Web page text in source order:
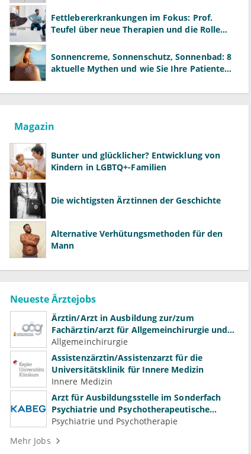
Fettlebererkrankungen im Fokus: Prof.
Teufel über neue Therapien und die Rolle
Sonnencreme, Sonnenschutz, Sonnenbad: 8
aktuelle Mythen und wie Sie Ihre Patienten
Magazin
Bunter und glücklicher? Entwicklung von
Kindern in LGBTQ+-Familien
Die wichtigsten Ärztinnen der Geschichte
Alternative Verhütungsmethoden für den
Mann
Neueste Ärztejobs
Ärztin/Arzt in Ausbildung zur/zum
Fachärztin/arzt für Allgemeinchirurgie und
Gefäßchirurgie
Allgemeinchirurgie
Assistenzärztin/Assistenzarzt für die
Universitätsklinik für Innere Medizin
Innere Medizin
Arzt für Ausbildungsstelle im Sonderfach
Psychiatrie und Psychotherapeutische
Medizin (m/w/d)
Psychiatrie und Psychotherapie
Mehr Jobs